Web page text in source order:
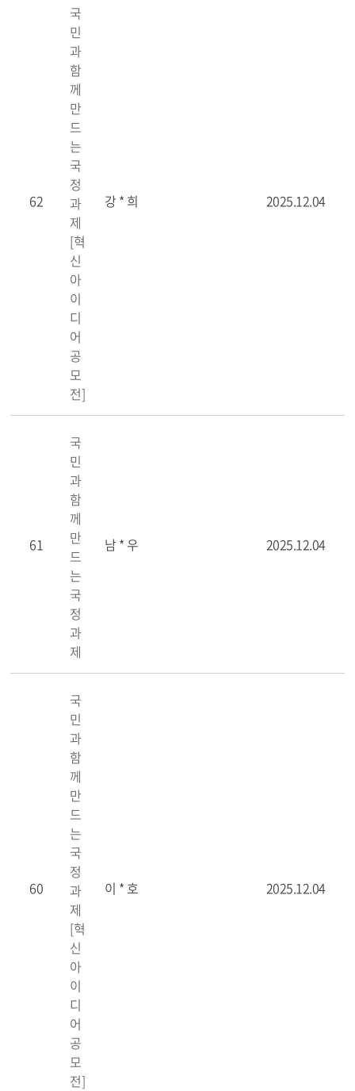
62
국
민
과
함
께
만
드
는
국
정
과
제
[혁
신
아
이
디
어
공
모
전]
강 * 희 2025.12.04
61
국
민
과
함
께
만
드
는
국
정
과
제
남 * 우 2025.12.04
60
국
민
과
함
께
만
드
는
국
정
과
제
[혁
신
아
이
디
어
공
모
전]
이 * 호 2025.12.04